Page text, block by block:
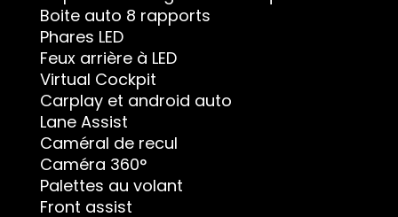
Boite auto 8 rapports
Phares LED
Feux arrière à LED
Virtual Cockpit
Carplay et android auto
Lane Assist
Caméral de recul
Caméra 360°
Palettes au volant
Front assist